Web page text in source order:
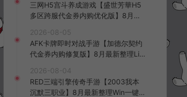
三网H5宫斗养成游戏【盛世芳華H5
多区跨服代金券内购优化版】8月最
台+全资源安卓+详细搭建教程+视频
教程
2026-08-05
AFK卡牌即时对战手游【加德尔契约
代金券内购修复版】8月最新整理Lin
K授权后台+安卓苹果双端+详细搭建
教程+视频教程
2026-08-04
RED三端引擎传奇手游【2003我本
沉默三职业】8月最新整理Win一键